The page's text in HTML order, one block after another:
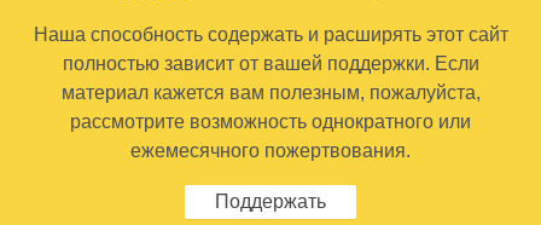
Наша способность содержать и расширять этот сайт
полностью зависит от вашей поддержки. Если
материал кажется вам полезным, пожалуйста,
рассмотрите возможность однократного или
ежемесячного пожертвования.
Поддержать